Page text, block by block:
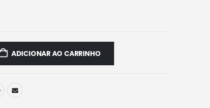
ADICIONAR AO CARRINHO